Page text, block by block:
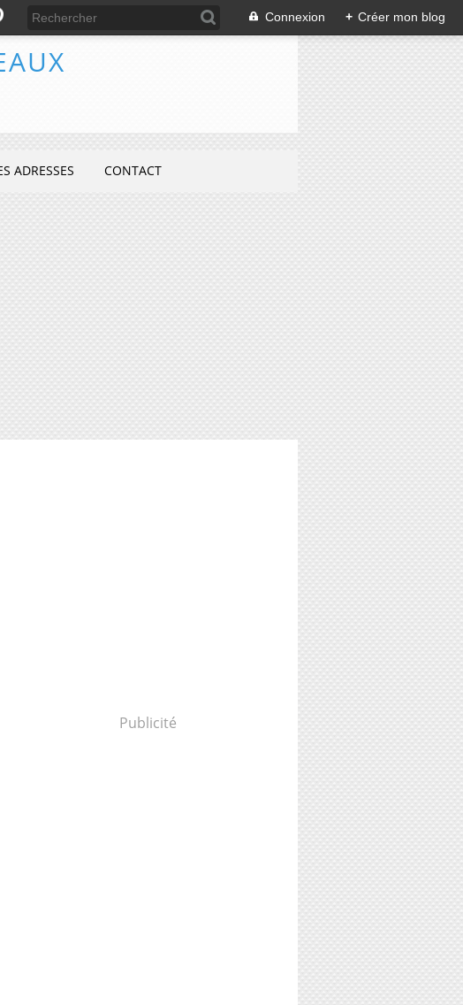
Connexion + Créer mon blog
ADRESSES CONTACT
Publicité